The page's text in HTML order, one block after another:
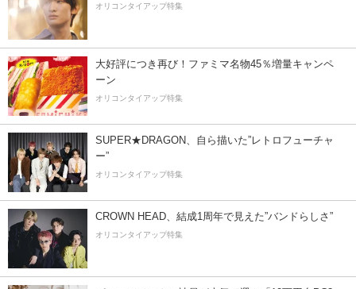
オリコンタイアップ特集
大好評につき再び！ファミマ名物45％増量キャンペ
ーン
オリコンタイアップ特集
SUPER★DRAGON、自ら描いた”レトロフューチャ
ー”
オリコンタイアップ特集
CROWN HEAD、結成1周年で見えた”バンドらしさ”
オリコンタイアップ特集